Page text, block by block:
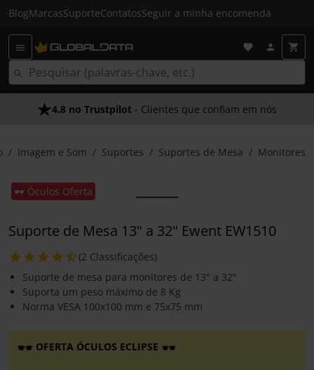
BlogMarcasSuporteContatosSeguir a minha encomenda
4.8 no Trustpilot - Clientes que confiam em nós
Imagem e Som Suportes Suportes de Mesa Monitores
🕶️ Óculos Oferta
Suporte de Mesa 13" a 32" Ewent EW1510
(2 Classificações)
Suporte de mesa para monitores de 13" a 32"
Suporta um peso máximo de 8 Kg
Norma VESA 100x100 mm e 75x75 mm
OFERTA ÓCULOS ECLIPSE